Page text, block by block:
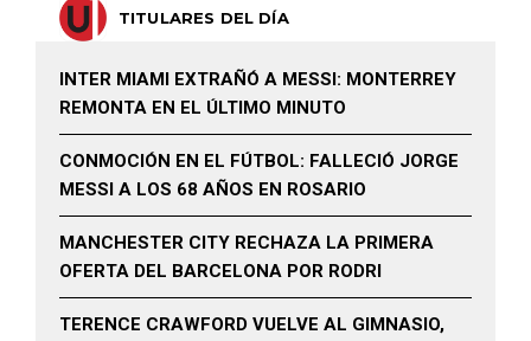
TITULARES DEL DÍA
INTER MIAMI EXTRAÑÓ A MESSI: MONTERREY
REMONTA EN EL ÚLTIMO MINUTO
CONMOCIÓN EN EL FÚTBOL: FALLECIÓ JORGE
MESSI A LOS 68 AÑOS EN ROSARIO
MANCHESTER CITY RECHAZA LA PRIMERA
OFERTA DEL BARCELONA POR RODRI
TERENCE CRAWFORD VUELVE AL GIMNASIO,